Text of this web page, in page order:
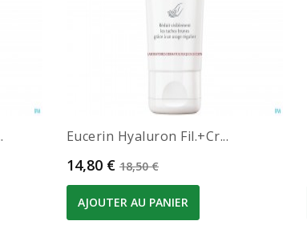
Eucerin Hyaluron Fil.+cr...
Prix
14,80 € Prix de base
18,50 €
AJOUTER AU PANIER